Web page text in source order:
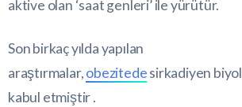
aktive olan ‘saat genleri’ ile yürütür.
Son birkaç yılda yapılan
araştırmalar,obezitedesirkadiyen
kabul etmiştir .